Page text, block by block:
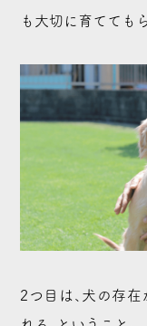
も大切に育ててもら
2つ目は、犬の存在